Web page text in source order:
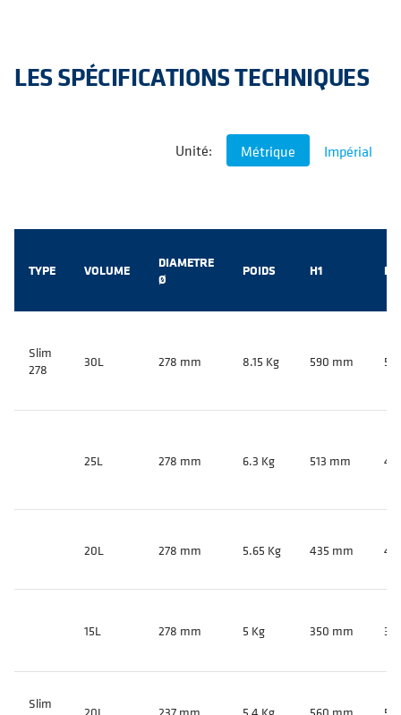
LES SPÉCIFICATIONS TECHNIQUES
Unité: Métrique Impérial
TYPE VOLUME
DIAMETRE
Ø
POIDS H1 H2
Slim
278
30L 278 mm 8.15 Kg 590 mm
25L 278 mm 6.3 Kg 513 mm
20L 278 mm 5.65 Kg 435 mm
15L 278 mm 5 Kg 350 mm
Slim